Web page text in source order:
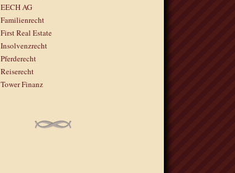
EECH AG
Familienrecht
First Real Estate
Insolvenzrecht
Pferderecht
Reiserecht
Tower Finanz